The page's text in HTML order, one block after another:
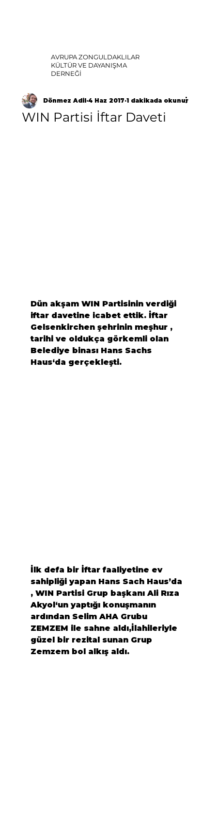
AVRUPA ZONGULDAKLILAR
KÜLTÜR VE DAYANIŞMA
DERNEĞİ
WIN Partisi İftar Daveti
Dönmez Adil 4 Haz 2017 1 dakikada okunur
Dün akşam WIN Partisinin verdiği
iftar davetine icabet ettik. İftar
Gelsenkirchen şehrinin meşhur ,
tarihi ve oldukça görkemli olan
Belediye binası Hans Sachs
Haus‘da gerçekleşti.
İlk defa bir İftar faaliyetine ev
sahipliği yapan Hans Sach Haus’da
, WIN Partisi Grup başkanı Ali Rıza
Akyol‘un yaptığı konuşmanın
ardından Selim AHA Grubu
ZEMZEM ile sahne aldı,İlahileriyle
güzel bir rezital sunan Grup
Zemzem bol alkış aldı.